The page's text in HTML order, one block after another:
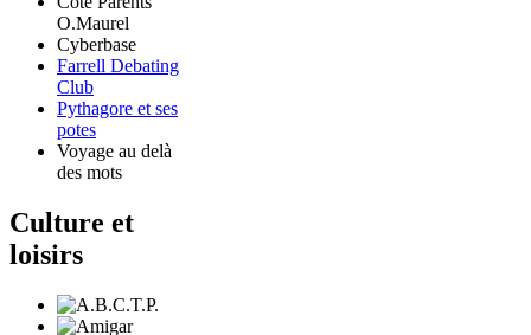
O.Maurel
Cyberbase
Farrell Debating
Club
Pythagore et ses
potes
Voyage au delà
des mots
Culture et
loisirs